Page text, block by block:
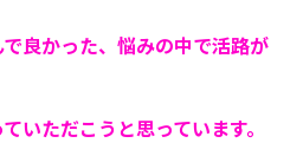
良かった、悩みの中で活路が
いただこうと思っています。